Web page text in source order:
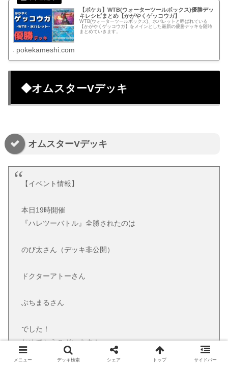
【ポケカ】WTB(ウォーターツールボックス)優勝デッ
キレシピまとめ【かがやくゲッコウガ】
WTB(ウォーターツールボックス)、水バレットと呼ばれている
【かがやくゲッコウガ】をメインとした最新の優勝デッキを随時
まとめていきます。
pokekameshi.com
◆オムスターVデッキ
オムスターVデッキ
【イベント情報】
本日19時開催
『ハレツーバトル』全勝されたのは
のび太さん（デッキ非公開）
ドクターアトーさん
ぶちまるさん
でした！
おめでとうございます！
メニュー デッキ検索 シェア トップ サイドバー